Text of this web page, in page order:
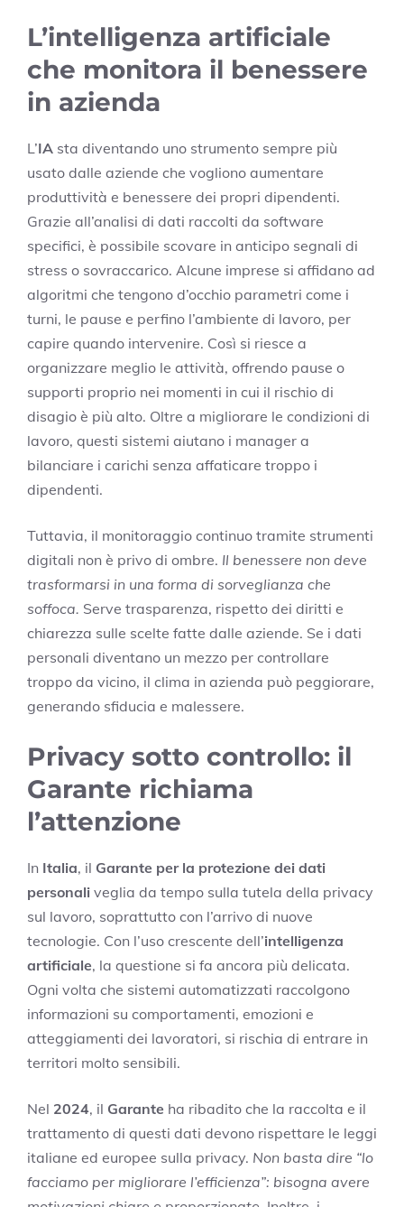
L’intelligenza artificiale
che monitora il benessere
in azienda
L’IA sta diventando uno strumento sempre più
usato dalle aziende che vogliono aumentare
produttività e benessere dei propri dipendenti.
Grazie all’analisi di dati raccolti da software
specifici, è possibile scovare in anticipo segnali di
stress o sovraccarico. Alcune imprese si affidano ad
algoritmi che tengono d’occhio parametri come i
turni, le pause e perfino l’ambiente di lavoro, per
capire quando intervenire. Così si riesce a
organizzare meglio le attività, offrendo pause o
supporti proprio nei momenti in cui il rischio di
disagio è più alto. Oltre a migliorare le condizioni di
lavoro, questi sistemi aiutano i manager a
bilanciare i carichi senza affaticare troppo i
dipendenti.
Tuttavia, il monitoraggio continuo tramite strumenti
digitali non è privo di ombre. Il benessere non deve
trasformarsi in una forma di sorveglianza che
soffoca. Serve trasparenza, rispetto dei diritti e
chiarezza sulle scelte fatte dalle aziende. Se i dati
personali diventano un mezzo per controllare
troppo da vicino, il clima in azienda può peggiorare,
generando sfiducia e malessere.
Privacy sotto controllo: il
Garante richiama
l’attenzione
In Italia, il Garante per la protezione dei dati
personali veglia da tempo sulla tutela della privacy
sul lavoro, soprattutto con l’arrivo di nuove
tecnologie. Con l’uso crescente dell’intelligenza
artificiale, la questione si fa ancora più delicata.
Ogni volta che sistemi automatizzati raccolgono
informazioni su comportamenti, emozioni e
atteggiamenti dei lavoratori, si rischia di entrare in
territori molto sensibili.
Nel 2024, il Garante ha ribadito che la raccolta e il
trattamento di questi dati devono rispettare le leggi
italiane ed europee sulla privacy. Non basta dire “lo
facciamo per migliorare l’efficienza”: bisogna avere